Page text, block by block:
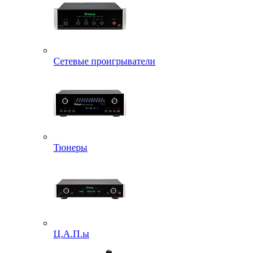
Сетевые проигрыватели
Тюнеры
Ц.А.П.ы